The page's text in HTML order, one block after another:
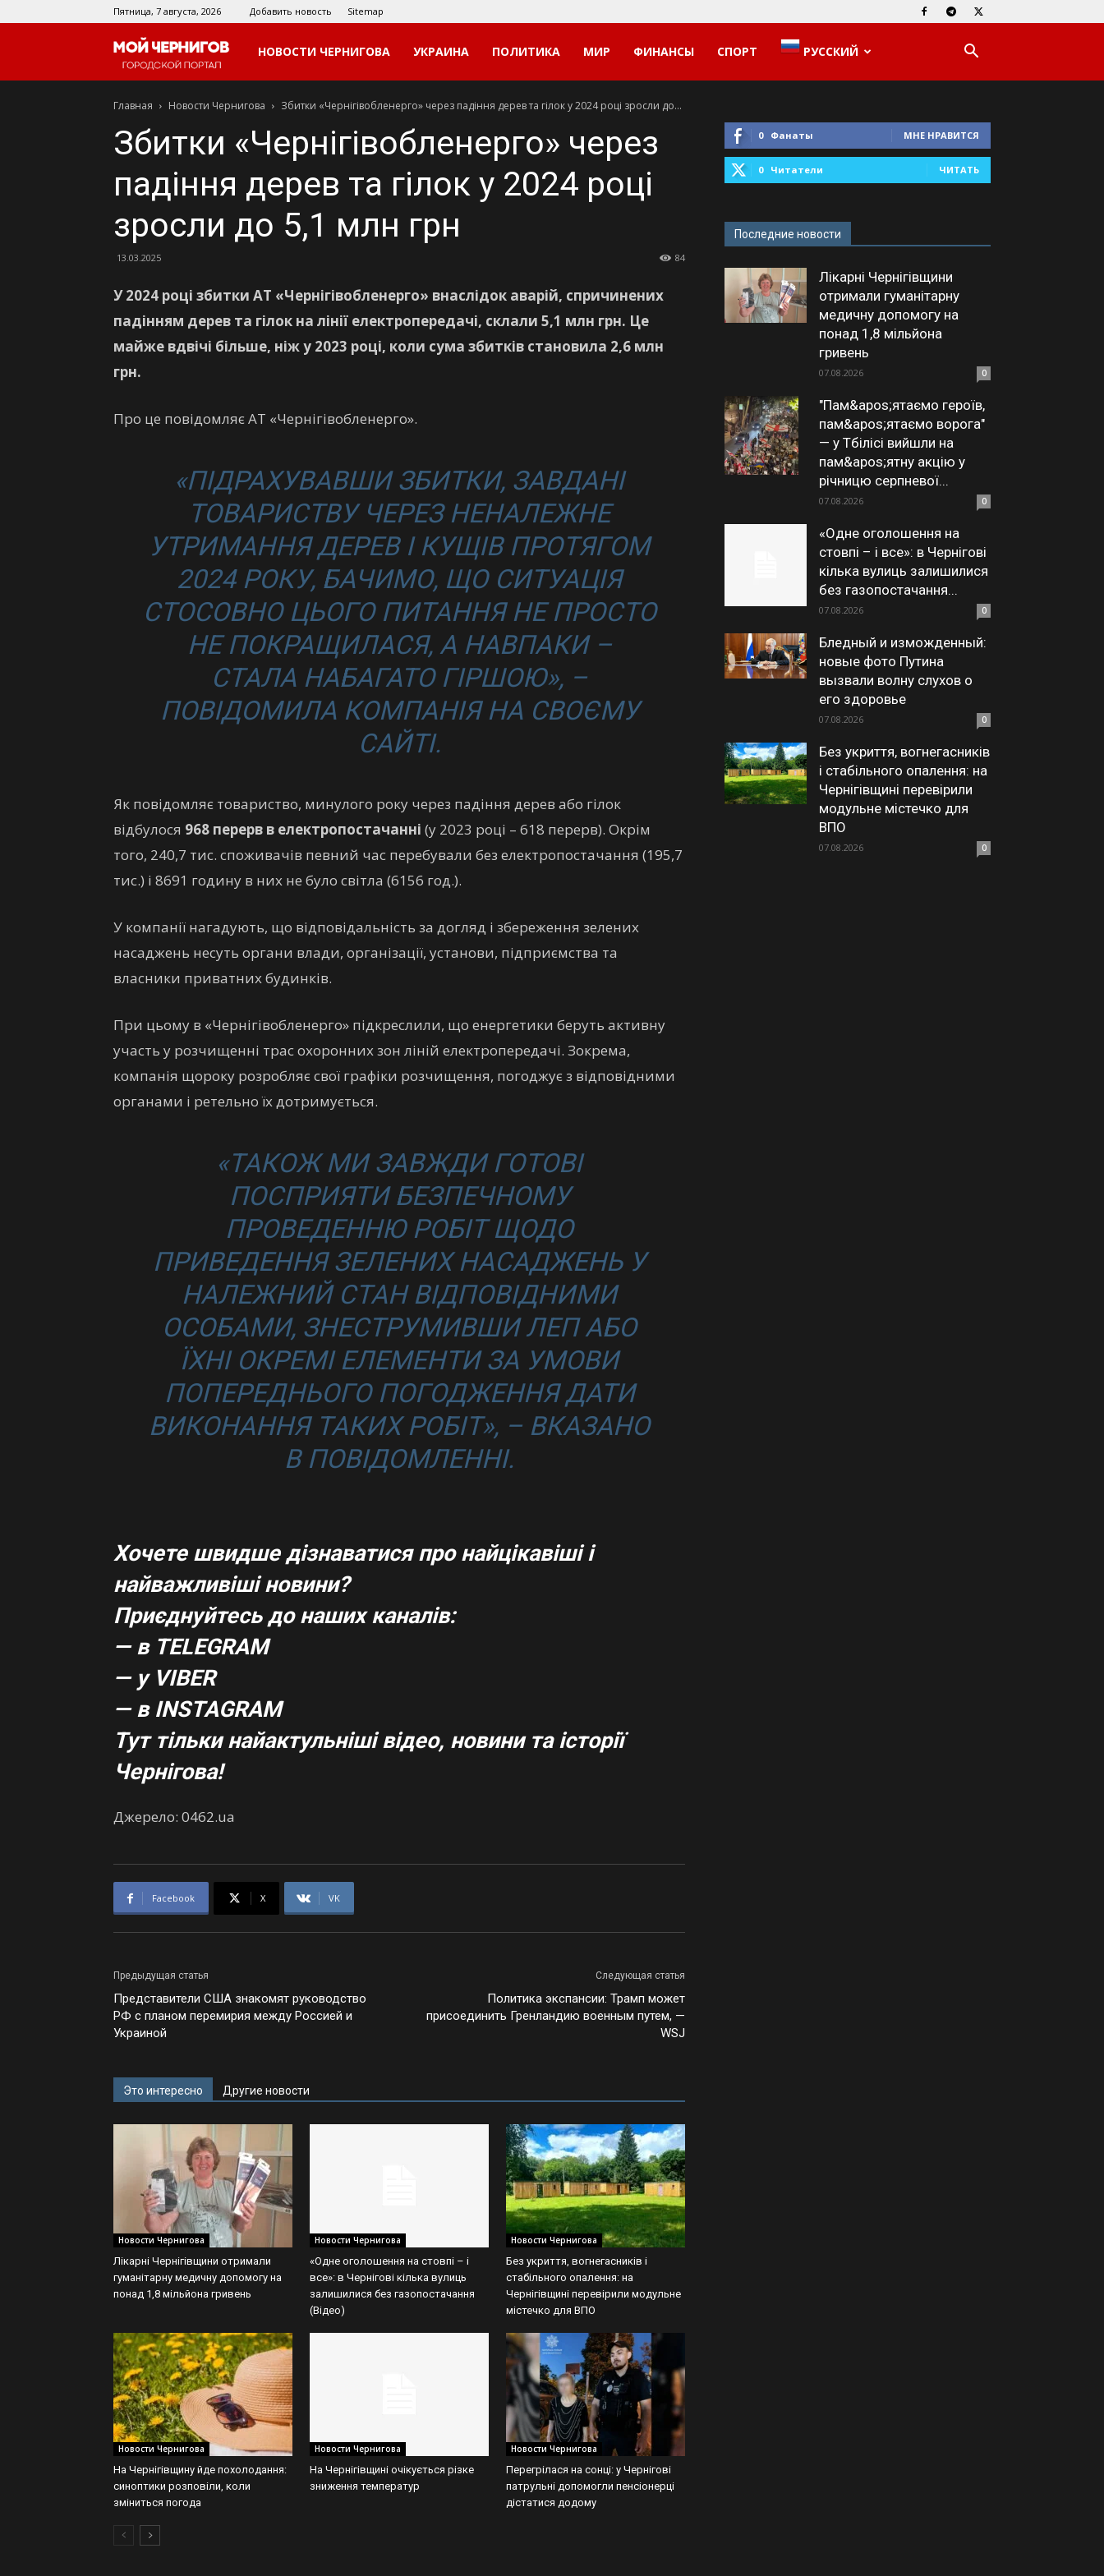
Пятница, 7 августа, 2026 Добавить новость Sitemap
Мой
Чернигов
НОВОСТИ ЧЕРНИГОВА УКРАИНА ПОЛИТИКА МИР ФИНАНСЫ СПОРТ РУССКИЙ
Главная Новости Чернигова Збитки «Чернігівобленерго» через падіння дерев та гілок у 2024 році зросли до...
Збитки «Чернігівобленерго» через
падіння дерев та гілок у 2024 році
зросли до 5,1 млн грн
13.03.2025 84
У 2024 році збитки АТ «Чернігівобленерго» внаслідок аварій, спричинених
падінням дерев та гілок на лінії електропередачі, склали 5,1 млн грн. Це
майже вдвічі більше, ніж у 2023 році, коли сума збитків становила 2,6 млн
грн.
Про це повідомляє АТ «Чернігівобленерго».
«ПІДРАХУВАВШИ ЗБИТКИ, ЗАВДАНІ
ТОВАРИСТВУ ЧЕРЕЗ НЕНАЛЕЖНЕ
УТРИМАННЯ ДЕРЕВ І КУЩІВ ПРОТЯГОМ
2024 РОКУ, БАЧИМО, ЩО СИТУАЦІЯ
СТОСОВНО ЦЬОГО ПИТАННЯ НЕ ПРОСТО
НЕ ПОКРАЩИЛАСЯ, А НАВПАКИ –
СТАЛА НАБАГАТО ГІРШОЮ», –
ПОВІДОМИЛА КОМПАНІЯ НА СВОЄМУ
САЙТІ.
Як повідомляє товариство, минулого року через падіння дерев або гілок
відбулося 968 перерв в електропостачанні (у 2023 році – 618 перерв). Окрім
того, 240,7 тис. споживачів певний час перебували без електропостачання (195,7
тис.) і 8691 годину в них не було світла (6156 год.).
У компанії нагадують, що відповідальність за догляд і збереження зелених
насаджень несуть органи влади, організації, установи, підприємства та
власники приватних будинків.
При цьому в «Чернігівобленерго» підкреслили, що енергетики беруть активну
участь у розчищенні трас охоронних зон ліній електропередачі. Зокрема,
компанія щороку розробляє свої графіки розчищення, погоджує з відповідними
органами і ретельно їх дотримується.
«ТАКОЖ МИ ЗАВЖДИ ГОТОВІ
ПОСПРИЯТИ БЕЗПЕЧНОМУ
ПРОВЕДЕННЮ РОБІТ ЩОДО
ПРИВЕДЕННЯ ЗЕЛЕНИХ НАСАДЖЕНЬ У
НАЛЕЖНИЙ СТАН ВІДПОВІДНИМИ
ОСОБАМИ, ЗНЕСТРУМИВШИ ЛЕП АБО
ЇХНІ ОКРЕМІ ЕЛЕМЕНТИ ЗА УМОВИ
ПОПЕРЕДНЬОГО ПОГОДЖЕННЯ ДАТИ
ВИКОНАННЯ ТАКИХ РОБІТ», – ВКАЗАНО
В ПОВІДОМЛЕННІ.
Хочете швидше дізнаватися про найцікавіші і
найважливіші новини?
Приєднуйтесь до наших каналів:
— в TELEGRAM
— у VIBER
— в INSTAGRAM
Тут тільки найактульніші відео, новини та історії
Чернігова!
Джерело: 0462.ua
Facebook X VK
Предыдущая статья
Представители США знакомят руководство
РФ с планом перемирия между Россией и
Украиной
Следующая статья
Политика экспансии: Трамп может
присоединить Гренландию военным путем, —
WSJ
Это интересно Другие новости
Новости Чернигова
Лікарні Чернігівщини отримали
гуманітарну медичну допомогу на
понад 1,8 мільйона гривень
Новости Чернигова
«Одне оголошення на стовпі – і
все»: в Чернігові кілька вулиць
залишилися без газопостачання
(Відео)
Новости Чернигова
Без укриття, вогнегасників і
стабільного опалення: на
Чернігівщині перевірили модульне
містечко для ВПО
Новости Чернигова
На Чернігівщину йде похолодання:
синоптики розповіли, коли
зміниться погода
Новости Чернигова
На Чернігівщині очікується різке
зниження температур
Новости Чернигова
Перегрілася на сонці: у Чернігові
патрульні допомогли пенсіонерці
дістатися додому
0 Фанаты МНЕ НРАВИТСЯ
0 Читатели ЧИТАТЬ
Последние новости
Лікарні Чернігівщини
отримали гуманітарну
медичну допомогу на
понад 1,8 мільйона
гривень
07.08.2026 0
"Пам&apos;ятаємо героїв,
пам&apos;ятаємо ворога"
— у Тбілісі вийшли на
пам&apos;ятну акцію у
річницю серпневої...
07.08.2026 0
«Одне оголошення на
стовпі – і все»: в Чернігові
кілька вулиць залишилися
без газопостачання...
07.08.2026 0
Бледный и изможденный:
новые фото Путина
вызвали волну слухов о
его здоровье
07.08.2026 0
Без укриття, вогнегасників
і стабільного опалення: на
Чернігівщині перевірили
модульне містечко для
ВПО
07.08.2026 0